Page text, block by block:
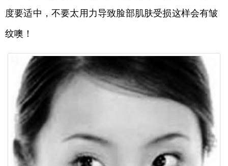
度要适中，不要太用力导致脸部肌肤受损这样会有皱
纹噢！